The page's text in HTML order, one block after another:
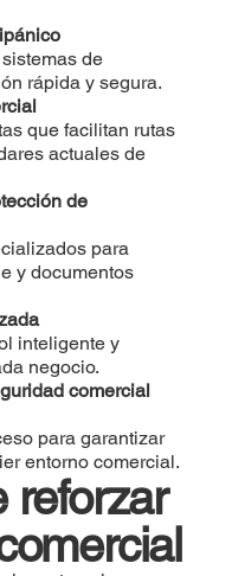
de
rápida y segura.
que facilitan rutas
actuales de
de
para
y documentos
inteligente y
negocio.
comercial
para garantizar
entorno comercial.
reforzar